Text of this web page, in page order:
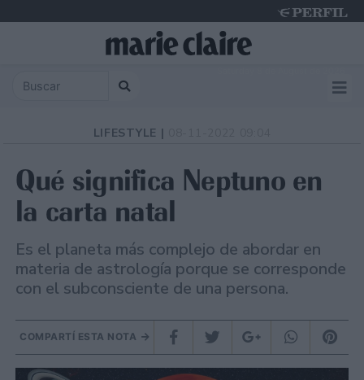
LIFESTYLE |
Qué significa Neptuno en
la carta natal
Es el planeta más complejo de abordar en
materia de astrología porque se corresponde
con el subconsciente de una persona.
COMPARTÍ ESTA NOTA